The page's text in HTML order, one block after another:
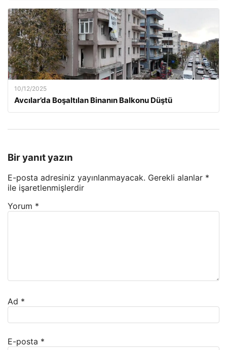
10/12/2025
Avcılar’da Boşaltılan Binanın Balkonu Düştü
Bir yanıt yazın
E-posta adresiniz yayınlanmayacak. Gerekli alanlar *
ile işaretlenmişlerdir
Yorum *
Ad *
E-posta *